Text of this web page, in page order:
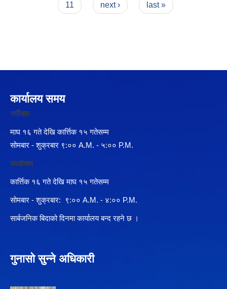
11
next › last »
कार्यालय समय
गर्मीयाम
माघ १६ गते देखि कार्त्तिक १५ गतेसम्म
सोमबार - शुक्रबार ९:०० A.M. - ५:०० P.M.
जाडोयाम
कार्त्तिक १६ गते देखि माघ १५ गतेसम्म
सोमबार - शुक्रबार: ९:०० A.M. - ४:०० P.M.
सार्बजनिक बिदाको दिनमा कार्यालय बन्द रहने छ ।
गुनासो सुन्ने अधिकारी